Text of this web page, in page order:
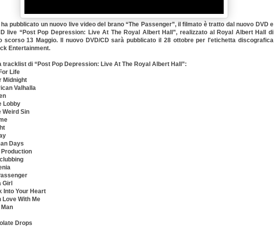
ha pubblicato un nuovo live video del brano “The Passenger”, il filmato è tratto dal nuovo DVD e
live “ Post Pop Depression: Live At The Royal Albert Hall ”, realizzato al Royal Albert Hall di
scorso 13 Maggio. Il nuovo DVD/CD sarà pubblicato il 28 ottobre per l'etichetta discografica
Entertainment.
tracklist di “ Post Pop Depression: Live At The Royal Albert Hall ”:
Life
Midnight
Valhalla
Lobby
Weird Sin
Days
Production
Girl
Into Your Heart
Love With Me
Drops